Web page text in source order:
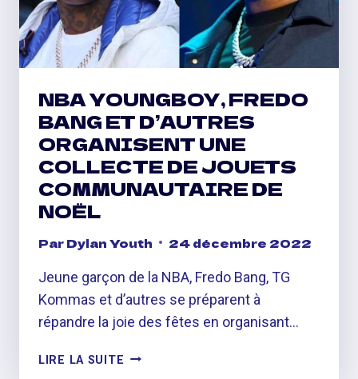
PUISSENT
ÊTRE
À
LA
POUR
NOËL
NBA YOUNGBOY, FREDO
BANG ET D’AUTRES
ORGANISENT UNE
COLLECTE DE JOUETS
COMMUNAUTAIRE DE
NOËL
ParDylan Youth 24 décembre 2022
Jeune garçon de la NBA, Fredo Bang, TG
Kommas et d’autres se préparent à
répandre la joie des fêtes en organisant…
LIRE LA SUITE NBA